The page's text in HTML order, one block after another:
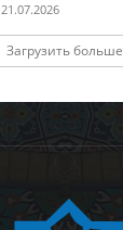
21.07.2026
Загрузить больше